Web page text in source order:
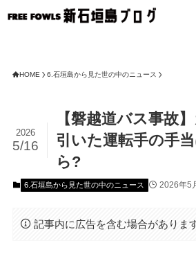
HOME 6.石垣島から見た世の中のニュース
【磐越道バス事故
引いた運転手の手
ら?
2026
5/16
6.石垣島から見た世の中のニュース 2026年5
記事内に広告を含む場合がありま